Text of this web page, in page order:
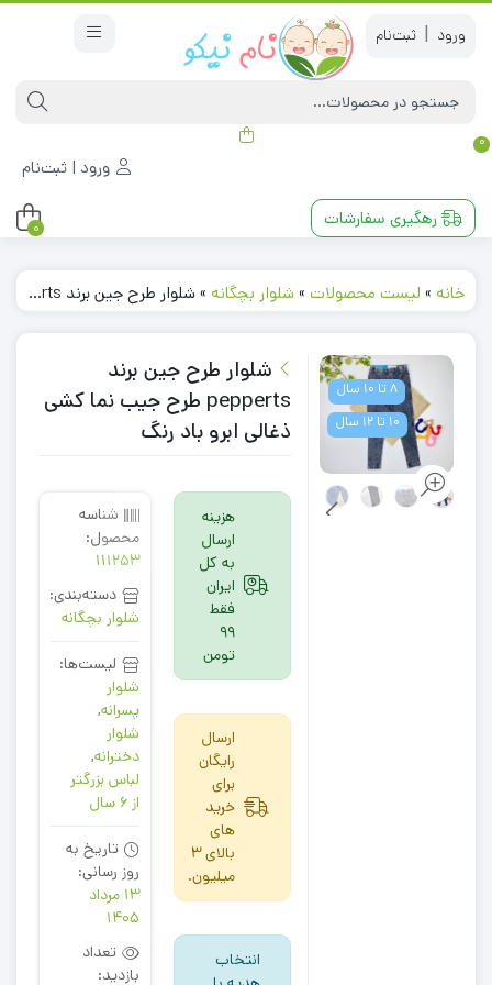
|
0
ورود | ثبت‌نام
رهگیری سفارشات 0
خانه » لیست محصولات »شلوار بچگانه »شلوار طرح جین برند pepperts طرح جیب نما کشی ذغالی ابرو باد رنگ
8 تا 10 سال
10 تا 12 سال
شلوار طرح جین برند
pepperts طرح جیب نما کشی
ذغالی ابرو باد رنگ
هزینه
ارسال
به کل
ایران
فقط
99
تومن
ارسال
رایگان
برای
خرید
های
بالای 3
میلیون.
انتخاب
شناسه
محصول:
111253
دسته‌بندی:
شلوار بچگانه
لیست‌ها:
شلوار
پسرانه,
شلوار
دخترانه,
لباس بزرگتر
از 6 سال
تاریخ به
روز رسانی:
13 مرداد
1405
تعداد
بازدید: